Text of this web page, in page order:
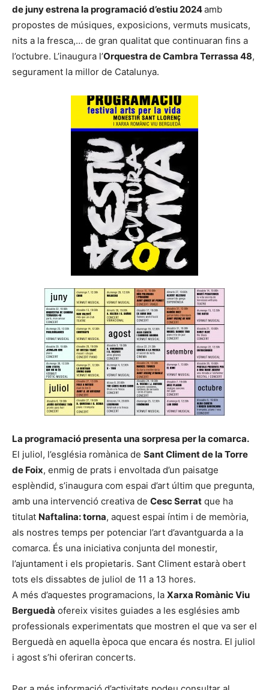
de juny estrena la programació d’estiu 2024amb
propostes de músiques, exposicions, vermuts musicats,
nits a la fresca,… de gran qualitat que continuaran fins a
l’octubre. L’inaugura l’Orquestra de Cambra Terrassa 48,
segurament la millor de Catalunya.
La programació presenta una sorpresa per la comarca.
El juliol, l’església romànica de Sant Climent de la Torre
de Foix, enmig de prats i envoltada d’un paisatge
esplèndid, s’inaugura com espai d’art últim que pregunta,
amb una intervenció creativa de Cesc Serrat que ha
titulat Naftalina: torna, aquest espai íntim i de memòria,
als nostres temps per potenciar l’art d’avantguarda a la
comarca. És una iniciativa conjunta del monestir,
l’ajuntament i els propietaris. Sant Climent estarà obert
tots els dissabtes de juliol de 11 a 13 hores.
A més d’aquestes programacions, la Xarxa Romànic Viu
Berguedà ofereix visites guiades a les esglésies amb
professionals experimentats que mostren el que va ser el
Berguedà en aquella època que encara és nostra. El juliol
i agost s’hi oferiran concerts.